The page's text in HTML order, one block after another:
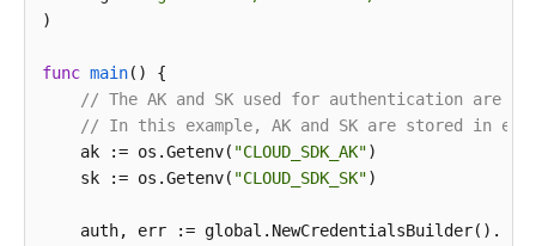
)
func main()
{
// The AK and SK used for authentication are
// In this example, AK and SK are stored in
    ak := os.Getenv(
"CLOUD_SDK_AK")
    sk := os.Getenv(
"CLOUD_SDK_SK")
    auth, err := global.NewCredentialsBuilder().